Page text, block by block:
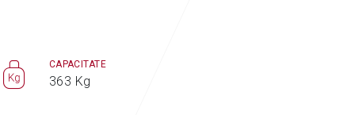
CAPACITATE
363 Kg